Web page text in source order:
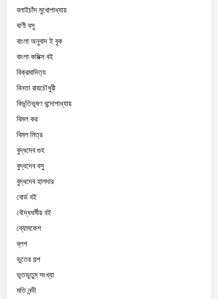
বলাইচাঁদ মুখোপাধ্যায়
বাণী বসু
বাংলা অনুবাদ ই বুক
বাংলা কমিক্স বই
বিক্রমাদিত্য
বিনতা রায়চৌধুরী
বিভূতিভূষণ বন্দোপাধ্যায়
বিমল কর
বিমল মিত্র
বুদ্ধদেব গুহ
বুদ্ধদেব বসু
বুদ্ধদেব হালদার
বোর্ড বই
বৌদ্ধধর্মীয় বই
ব্যোমকেশ
ব্লগ
ভুতের গল্প
ভূতভুতুম সংখ্যা
মতি নন্দী